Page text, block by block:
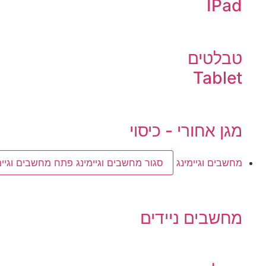
IPad
טבלטים
Tablet
מגן אחורי - כיסוי
מחשבים וגיימינג סגור מחשבים וגיימינג פתח מחשבים
מחשבים ניידים